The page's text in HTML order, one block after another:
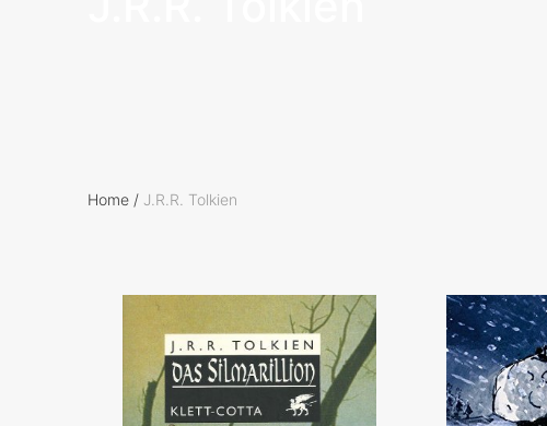
Home / J.R.R. Tolkien